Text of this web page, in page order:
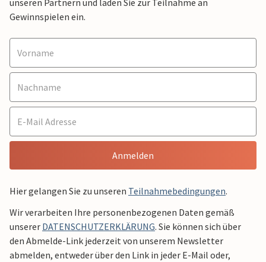
unseren Partnern und laden Sie zur Teilnahme an
Gewinnspielen ein.
Anmelden
Hier gelangen Sie zu unseren Teilnahmebedingungen.
Wir verarbeiten Ihre personenbezogenen Daten gemäß
unserer DATENSCHUTZERKLÄRUNG. Sie können sich über
den Abmelde-Link jederzeit von unserem Newsletter
abmelden, entweder über den Link in jeder E-Mail oder,